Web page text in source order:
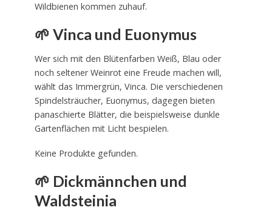
Wildbienen kommen zuhauf.
🌱 Vinca und Euonymus
Wer sich mit den Blütenfarben Weiß, Blau oder
noch seltener Weinrot eine Freude machen will,
wählt das Immergrün, Vinca. Die verschiedenen
Spindelsträucher, Euonymus, dagegen bieten
panaschierte Blätter, die beispielsweise dunkle
Gartenflächen mit Licht bespielen.
Keine Produkte gefunden.
🌱 Dickmännchen und
Waldsteinia